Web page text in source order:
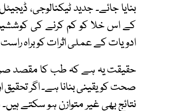
بنایا جائے۔ جدید ٹیکنالوجی،
کے اس خلا کو کم کرنے کی
ادویات کے عملی اثرات کو براہ راست
حقیقت یہ ہے کہ طب کا مقصد
صحت کو یقینی بنانا ہے۔ اگر